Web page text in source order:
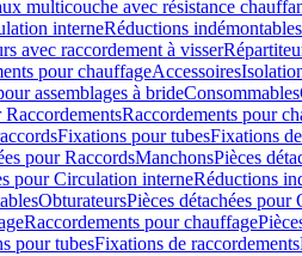
multicouche avec résistance
interneRéductions indémontables
avec raccordement à visser
pour chauffageAccessoires
assemblages à brideConsommables
RaccordementsRaccordements pour
Fixations pour tubesFixations
pour RaccordsManchonsPièces
pour Circulation interneRéductions
ObturateursPièces détachées pour
Raccordements pour chauffage
pour tubesFixations de raccordements